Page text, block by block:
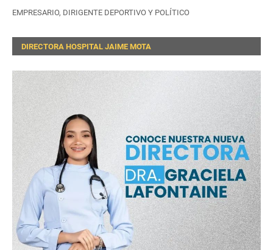
EMPRESARIO, DIRIGENTE DEPORTIVO Y POLÍTICO
DIRECTORA HOSPITAL JAIME MOTA